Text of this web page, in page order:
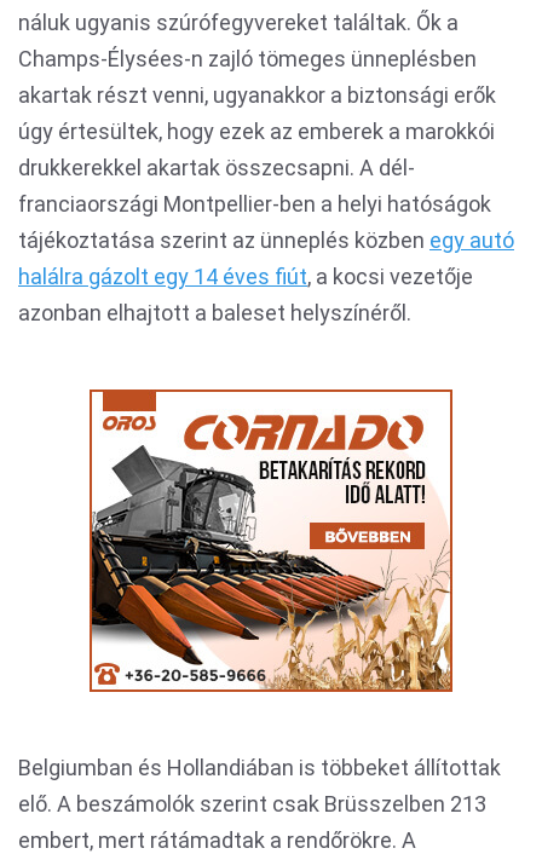
náluk ugyanis szúrófegyvereket találtak. Ők a
Champs-Élysées-n zajló tömeges ünneplésben
akartak részt venni, ugyanakkor a biztonsági erők
úgy értesültek, hogy ezek az emberek a marokkói
drukkerekkel akartak összecsapni. A dél-
franciaországi Montpellier-ben a helyi hatóságok
tájékoztatása szerint az ünneplés közben egy autó
halálra gázolt egy 14 éves fiút, a kocsi vezetője
azonban elhajtott a baleset helyszínéről.
Belgiumban és Hollandiában is többeket állítottak
elő. A beszámolók szerint csak Brüsszelben 213
embert, mert rátámadtak a rendőrökre. A